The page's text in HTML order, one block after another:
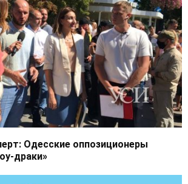
Одесские оппозиционеры
драки»